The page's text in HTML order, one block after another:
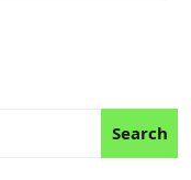
Search